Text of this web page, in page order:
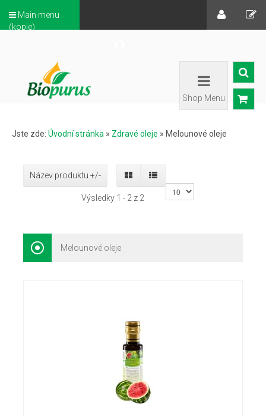
Main menu
(kopie)
Shop Menu
Jste zde: Úvodní stránka » Zdravé oleje » Melounové oleje
Název produktu +/-
Výsledky 1 - 2 z 2
Melounové oleje